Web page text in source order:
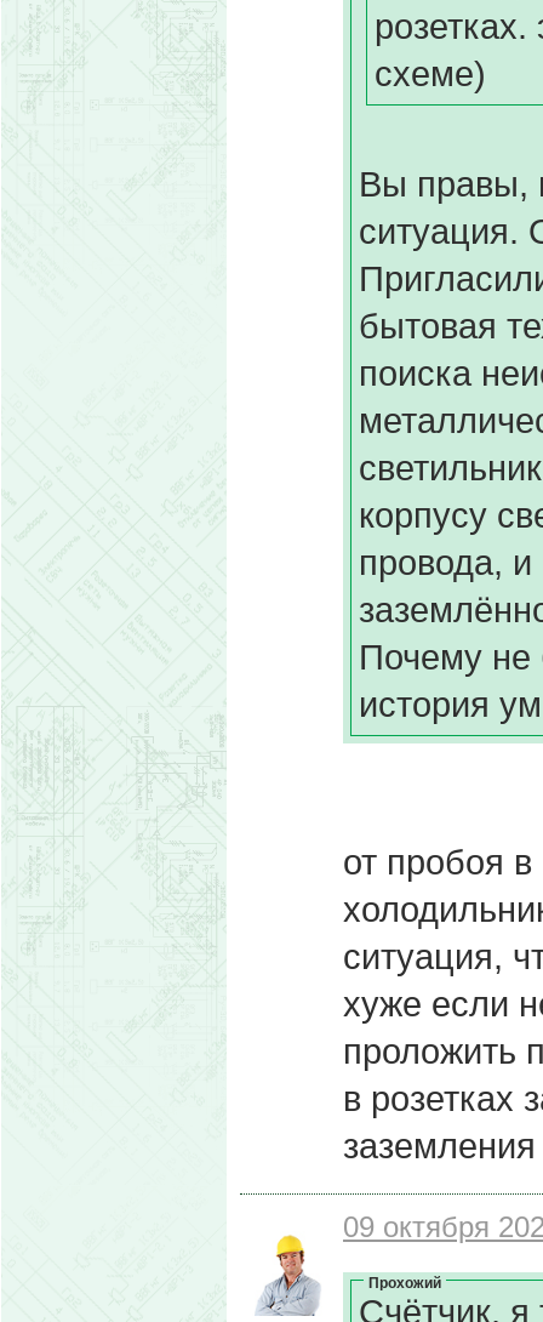
схеме)
Вы правы,
ситуация.
бытовая
поиска
корпусу
провода,
Почему не
история
от пробоя
ситуация,
хуже если
проложить
в розетках
09 октября
Прохожий
Счётчик,